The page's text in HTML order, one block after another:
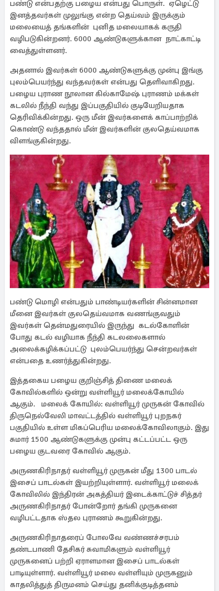
பண்டு என்பதற்கு பழைய என்பது பொருள். ஏழெட்டு
இனத்தவர்கள் முலுங்கு என்ற தெய்வம் இருக்கும்
மலையைத் தங்களின் புனித மலையாகக் கருதி
வழிபடுகின்றனர். 6000 ஆண்டுகளுக்கான நாட்காட்டி
வைத்துள்ளனர்.
அதனால் இவர்கள் 6000 ஆண்டுகளுக்கு முன்பு இங்கு
புலம்பெயர்ந்து வந்தவர்கள் என்பது தெளிவாகிறது.
பழைய புராண நூலான கில்காமேஷ் புராணம் மக்கள்
கடலில் நீந்தி வந்து இப்பகுதியில் குடியேறியதாக
தெரிவிக்கின்றது. ஒரு மீன் இவர்களைக் காப்பாற்றிக்
கொண்டு வந்ததால் மீன் இவர்களின் குலதெய்வமாக
விளங்குகின்றது.
பண்டு மொழி என்பதும் பாண்டியர்களின் சின்னமான
மீனை இவர்கள் குலதெய்வமாக வணங்குவதும்
இவர்கள் தென்மதுரையில் இருந்து கடல்கோளின்
போது கடல் வழியாக நீந்தி கடலலைகளால்
அலைக்கழிக்கப்பட்டு புலம்பெயர்ந்து சென்றவர்கள்
என்பதை உணர்த்துகின்றது.
இத்தகைய பழைய குறிஞ்சித் திணை மலைக்
கோவில்களில் ஒன்று வள்ளியூர் மலைக்கோயில்
ஆகும். மலைக் கோயில்: வள்ளியூர் முருகன் கோவில்
திருநெல்வேலி மாவட்டத்தில் வள்ளியூர் புறநகர்
பகுதியில் உள்ள மிகப்பெரிய மலைக்கோவிலாகும். இது
சுமார் 1500 ஆண்டுகளுக்கு முன்பு கட்டப்பட்ட ஒரு
பழைய குடவரை கோவில் ஆகும்.
அருணகிரிநாதர் வள்ளியூர் முருகன் மீது 1300 பாடல்
இசைப் பாடல்கள் இயற்றியுள்ளார். வள்ளியூர் மலைக்
கோவிலில் இந்திரன் அகத்தியர் இடைக்காட்டுச் சித்தர்
அருணகிரிநாதர் போன்றோர் தங்கி முருகனை
வழிபட்டதாக ஸ்தல புராணம் கூறுகின்றது.
அருணகிரிநாதரைப் போலவே வண்ணச்சரபம்
தண்டபாணி தேசிகர் சுவாமிகளும் வள்ளியூர்
முருகனைப் பற்றி ஏராளமான இசைப் பாடல்கள்
பாடியுள்ளார். வள்ளியூர் மலை வள்ளியும் முருகனும்
காதலித்துத் திருமனம் செய்து தனிக்குடித்தனம்